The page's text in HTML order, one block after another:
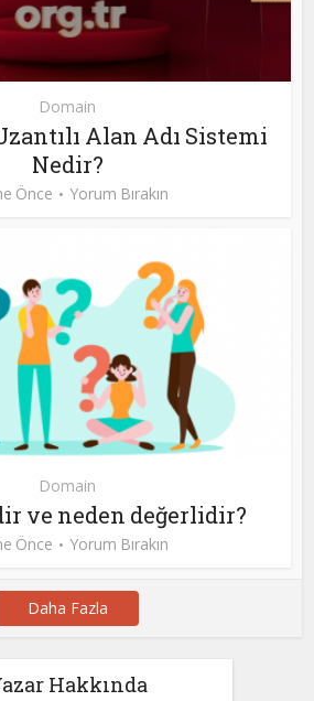
Domain
Alan Adı Sistemi
Nedir?
Önce Yorum Bırakın
Domain
ve neden değerlidir?
Önce Yorum Bırakın
Daha Fazla
Hakkında